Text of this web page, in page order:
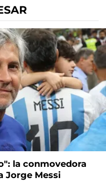
la conmovedora
Jorge Messi